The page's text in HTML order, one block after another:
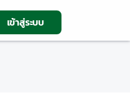
เข้าสู่ระบบ